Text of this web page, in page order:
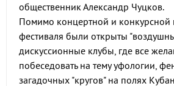
общественник Александр Чуцков.
Помимо концертной и
фестиваля были открыты
дискуссионные клубы, где все
побеседовать на тему уфологии,
загадочных "кругов" на полях